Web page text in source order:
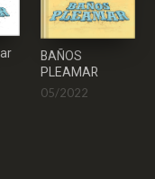
BAÑOS
PLEAMAR
05/2022